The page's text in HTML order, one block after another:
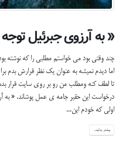
« به آرزوى جبرئيل
چند وقتی بود می خواستم مطلبی را که نوشته
اما دیدم نمیشه به عنوان یک نظر قرارش بدم
تا لطف کنه ومطلب من رو بر روی سایت قرار
درخواست این حقیر جامه ی عمل پوشاند. « به
اولی که خودم این...
بیشتر بدانید...